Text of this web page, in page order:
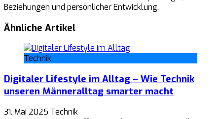
Beziehungen und persönlicher Entwicklung.
Ähnliche Artikel
Technik
Digitaler Lifestyle im Alltag – Wie Technik
unseren Männeralltag smarter macht
31. Mai 2025 Technik